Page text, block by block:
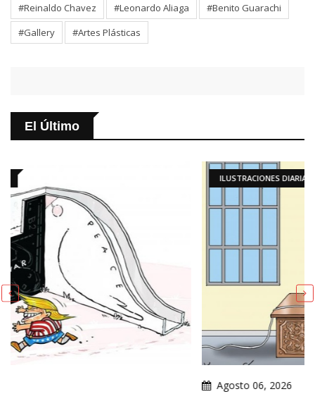
#Reinaldo Chavez
#Leonardo Aliaga
#Benito Guarachi
#Gallery
#Artes Plásticas
El Último